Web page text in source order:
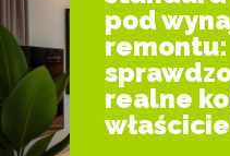
pod
remontu:
realne